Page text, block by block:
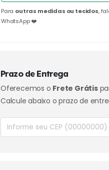
Para outras medidas ou tecidos,
WhatsApp ❤️
Prazo de Entrega
Oferecemos o Frete Grátis
Calcule abaixo o prazo de